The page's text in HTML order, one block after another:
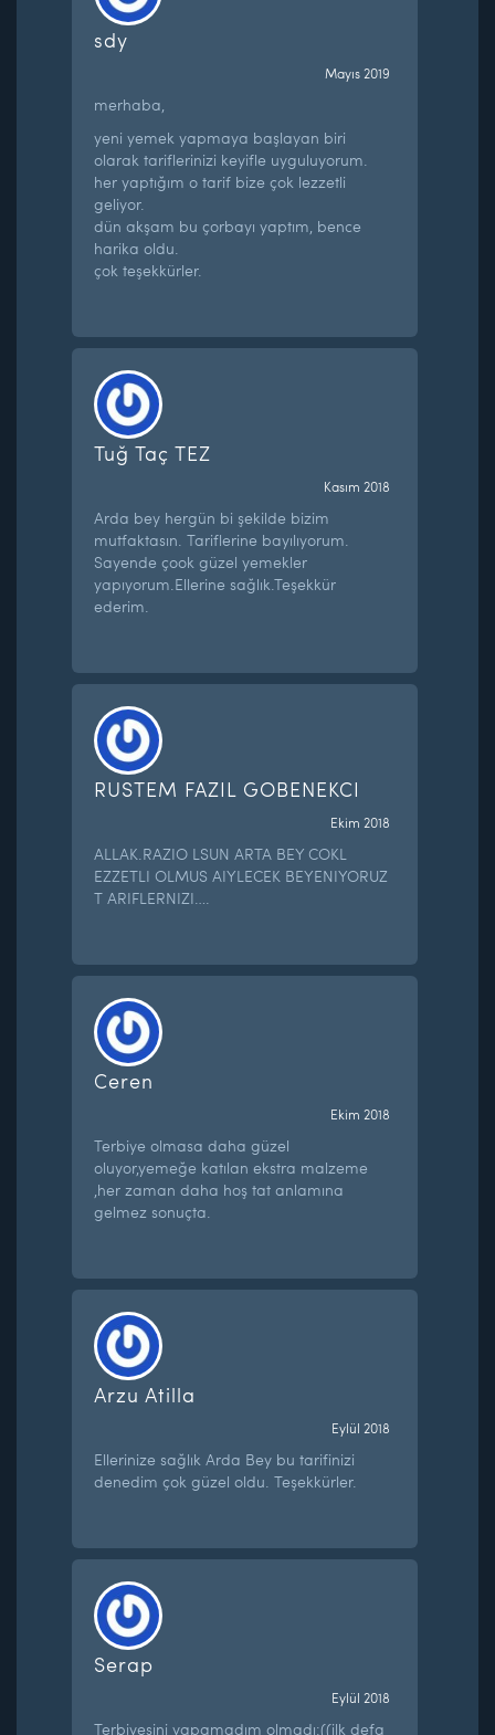
sdy
Mayıs 2019
merhaba,
yeni yemek yapmaya başlayan biri
olarak tariflerinizi keyifle uyguluyorum.
her yaptığım o tarif bize çok lezzetli
geliyor.
dün akşam bu çorbayı yaptım, bence
harika oldu.
çok teşekkürler.
Tuğ Taç TEZ
Kasım 2018
Arda bey hergün bi şekilde bizim
mutfaktasın. Tariflerine bayılıyorum.
Sayende çook güzel yemekler
yapıyorum.Ellerine sağlık.Teşekkür
ederim.
RUSTEM FAZIL GOBENEKCI
Ekim 2018
ALLAK.RAZIO LSUN ARTA BEY COKL
EZZETLI OLMUS AIYLECEK BEYENIYORUZ
T ARIFLERNIZI….
Ceren
Ekim 2018
Terbiye olmasa daha güzel
oluyor,yemeğe katılan ekstra malzeme
,her zaman daha hoş tat anlamına
gelmez sonuçta.
Arzu Atilla
Eylül 2018
Ellerinize sağlık Arda Bey bu tarifinizi
denedim çok güzel oldu. Teşekkürler.
Serap
Eylül 2018
Terbiyesini yapamadım olmadı:((ilk defa